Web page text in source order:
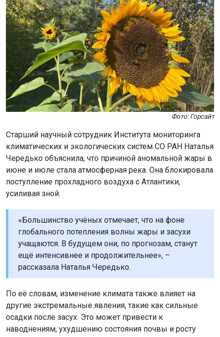
Фото: Горсайт
Старший научный сотрудник Института мониторинга
климатических и экологических систем СО РАН Наталья
Чередько объяснила, что причиной аномальной жары в
июне и июле стала атмосферная река. Она блокировала
поступление прохладного воздуха с Атлантики,
усиливая зной.
«Большинство учёных отмечает, что на фоне
глобального потепления волны жары и засухи
учащаются. В будущем они, по прогнозам, станут
ещё интенсивнее и продолжительнее», –
рассказала Наталья Чередько.
По её словам, изменение климата также влияет на
другие экстремальные явления, такие как сильные
осадки после засух. Это может привести к
наводнениям, ухудшению состояния почвы и росту